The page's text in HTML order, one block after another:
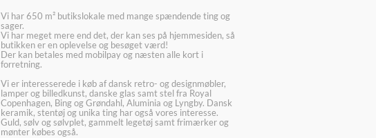
Vi har 650 m² butikslokale med mange spændende ting og
sager.
Vi har meget mere end det, der kan ses på hjemmesiden, så
butikken er en oplevelse og besøget værd!
Der kan betales med mobilpay og næsten alle kort i
forretning.
Vi er interesserede i køb af dansk retro- og designmøbler,
lamper og billedkunst, danske glas samt stel fra Royal
Copenhagen, Bing og Grøndahl, Aluminia og Lyngby. Dansk
keramik, stentøj og unika ting har også vores interesse.
Guld, sølv og sølvplet, gammelt legetøj samt frimærker og
mønter købes også.